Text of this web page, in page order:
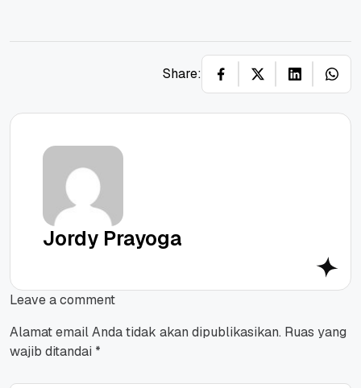
Share:
Jordy Prayoga
Leave a comment
Alamat email Anda tidak akan dipublikasikan. Ruas yang
wajib ditandai *